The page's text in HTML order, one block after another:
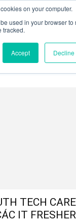
on your computer.
used in your browser to
tracked.
Accept Decline
𝗬𝗼𝘂𝘁𝗵
TECH
IT